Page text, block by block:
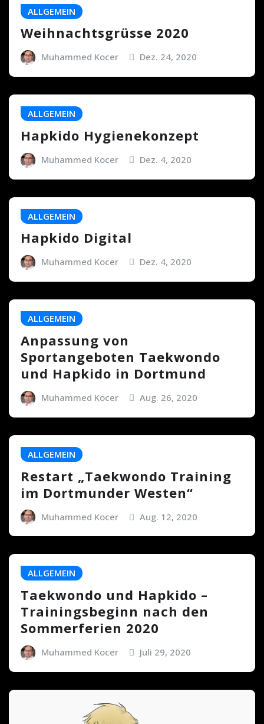
ALLGEMEIN
Weihnachtsgrüsse 2020
Muhammed Kocer Dez. 24, 2020
ALLGEMEIN
Hapkido Hygienekonzept
Muhammed Kocer Dez. 4, 2020
ALLGEMEIN
Hapkido Digital
Muhammed Kocer Dez. 4, 2020
ALLGEMEIN
Anpassung von
Sportangeboten Taekwondo
und Hapkido in Dortmund
Muhammed Kocer Aug. 26, 2020
ALLGEMEIN
Restart „Taekwondo Training
im Dortmunder Westen“
Muhammed Kocer Aug. 12, 2020
ALLGEMEIN
Taekwondo und Hapkido –
Trainingsbeginn nach den
Sommerferien 2020
Muhammed Kocer Juli 29, 2020